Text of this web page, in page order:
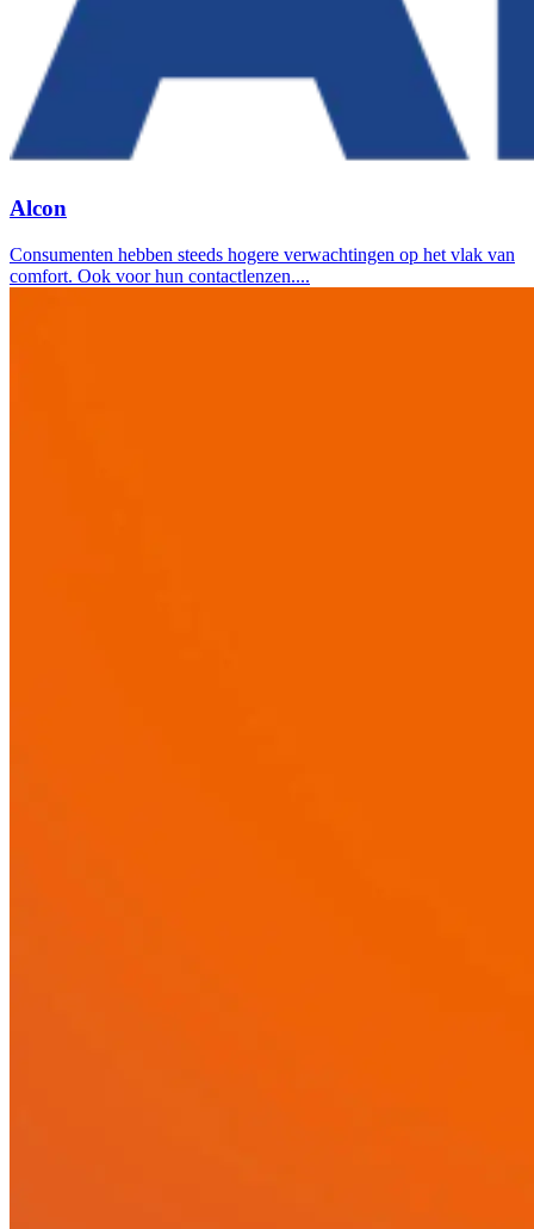
Alcon
Consumenten hebben steeds hogere verwachtingen op het vlak van
comfort. Ook voor hun contactlenzen....